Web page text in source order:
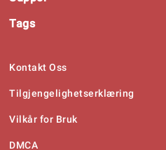
Tags
Kontakt Oss
Tilgjengelighetserklæring
Vilkår for Bruk
DMCA